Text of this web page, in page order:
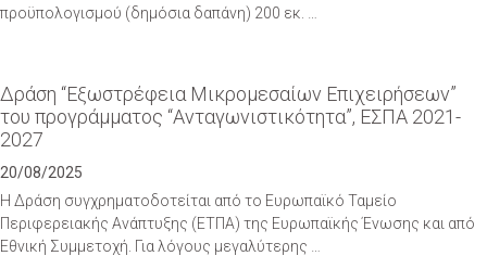
προϋπολογισμού (δημόσια δαπάνη) 200 εκ. …
Δράση “Εξωστρέφεια Μικρομεσαίων Επιχειρήσεων”
του προγράμματος “Ανταγωνιστικότητα”, ΕΣΠΑ 2021-
2027
20/08/2025
Η Δράση συγχρηματοδοτείται από το Ευρωπαϊκό Ταμείο
Περιφερειακής Ανάπτυξης (ΕΤΠΑ) της Ευρωπαϊκής Ένωσης και από
Εθνική Συμμετοχή. Για λόγους μεγαλύτερης …